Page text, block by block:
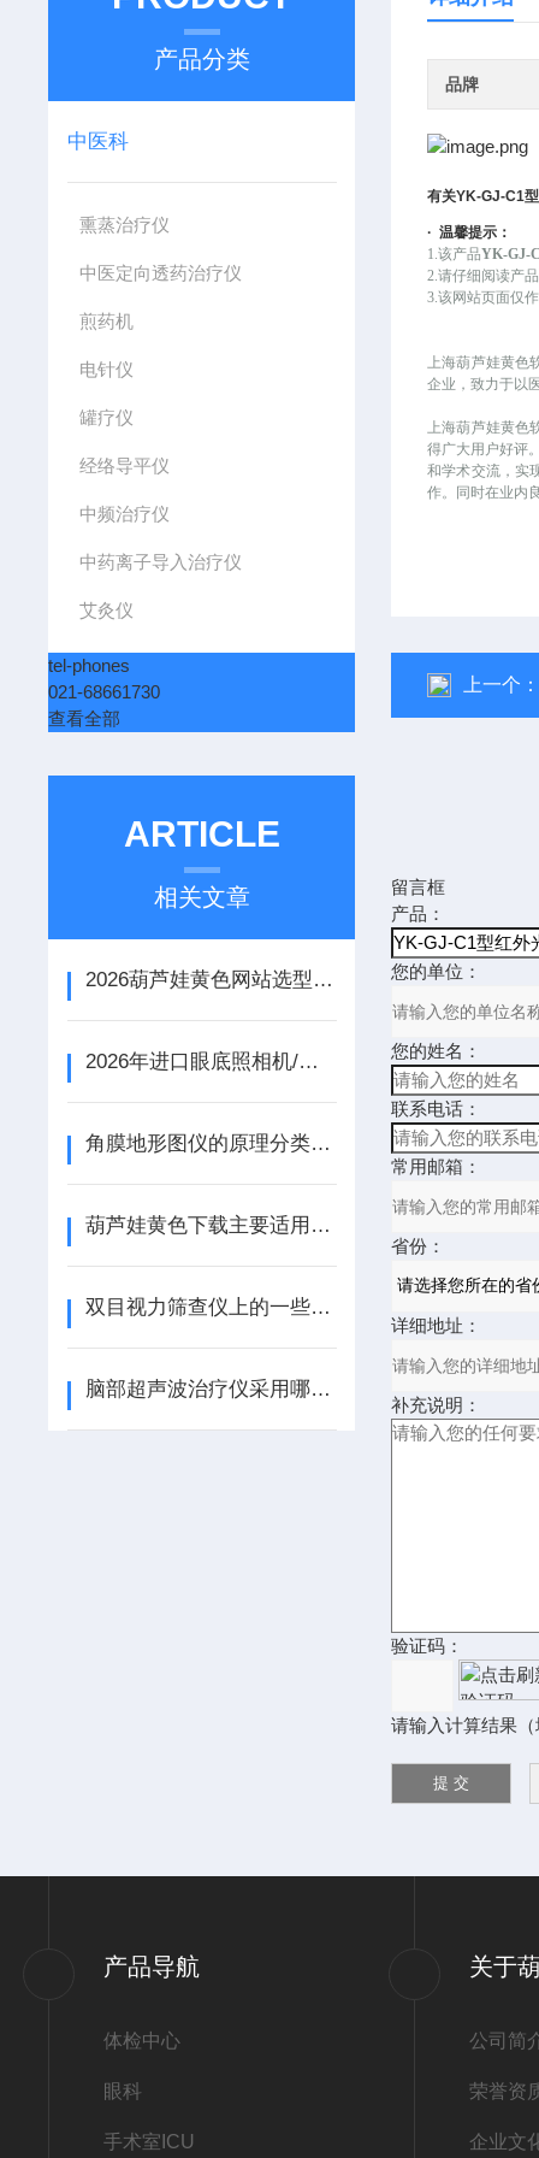
产品分类
中医科
熏蒸治疗仪
中医定向透药治疗仪
煎药机
电针仪
罐疗仪
经络导平仪
中频治疗仪
中药离子导入治疗仪
艾灸仪
tel-phones
021-68661730
查看全部
ARTICLE
相关文章
2026葫芦娃黄色网站选型指南：进口品牌对比与代理商推荐
2026年进口眼底照相机/眼压计采购参考：眼底照相机与眼压计选型及代理商甄选
角膜地形图仪的原理分类和操作步骤
葫芦娃黄色下载主要适用场所和使用注意事项说明
双目视力筛查仪上的一些英文符号代表什么意思呢？
脑部超声波治疗仪采用哪些治疗原理呢？
品牌
有关YK-GJ-C1
·温馨提示：
1.该产品YK-GJ-
2.请仔细阅读产
3.该网站页面仅
上海葫芦娃黄色
企业，致力于以
上海葫芦娃黄色
得广大用户好评
和学术交流，实
作。同时在业内
上一个
留言框
产品：
您的单位：
您的姓名：
联系电话：
常用邮箱：
省份：
详细地址：
补充说明：
验证码：
请输入计算结果
产品导航
体检中心
眼科
手术室ICU
关于
公司简
荣誉资
企业文